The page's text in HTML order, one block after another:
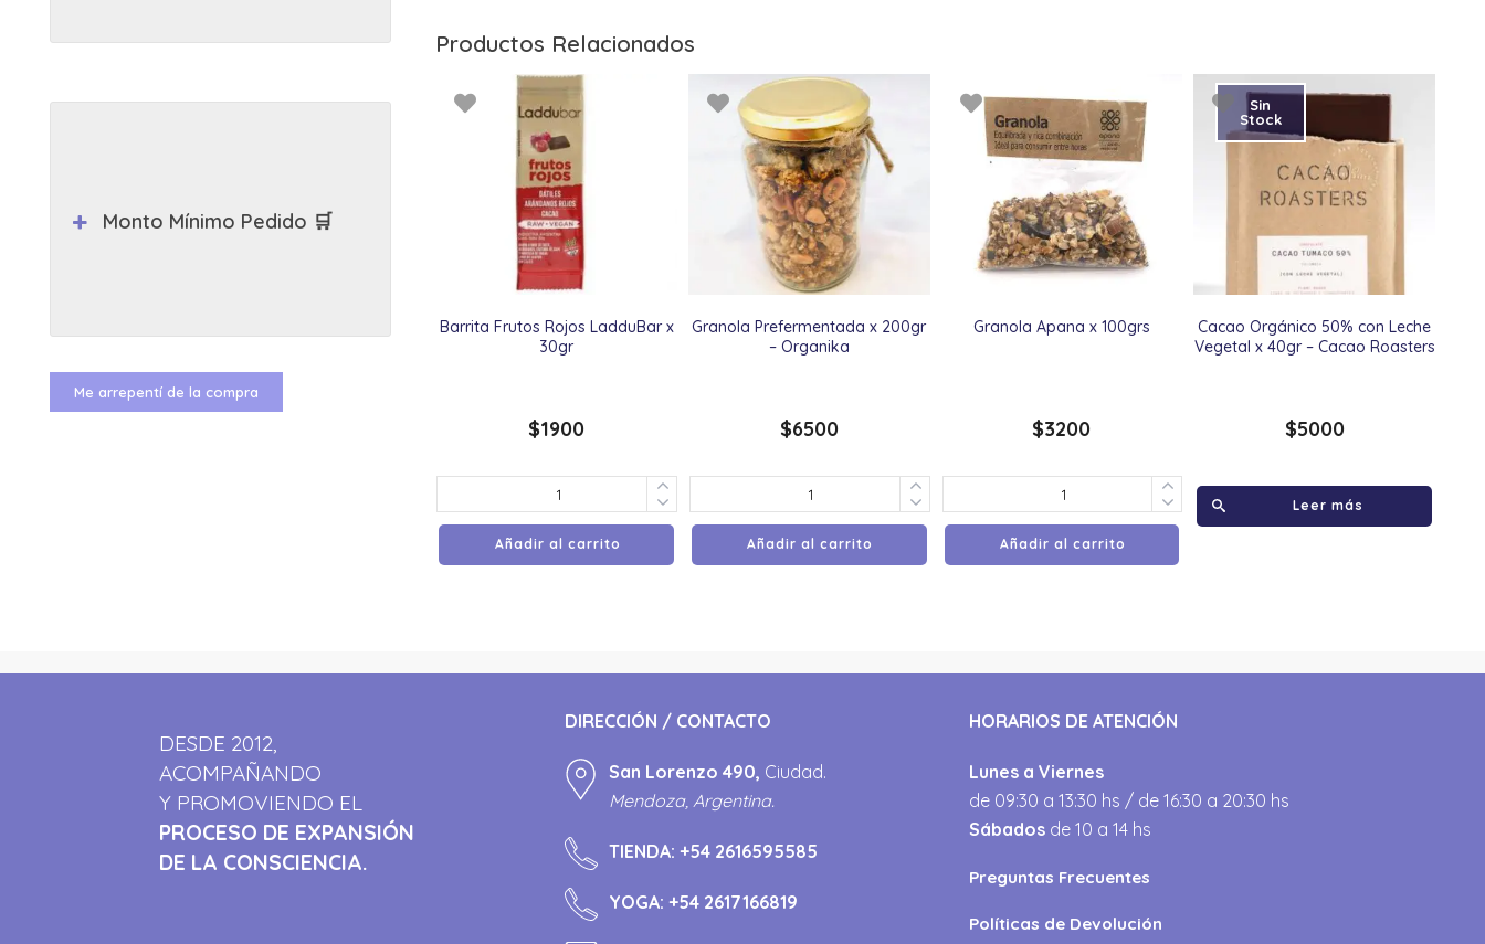
Productos Relacionados
Barrita Frutos Rojos LadduBar x
30gr
$1900
Añadir al carrito
Granola Prefermentada x 200gr
– Organika
$6500
Añadir al carrito
Granola Apana x 100grs
$3200
Añadir al carrito
Cacao Orgánico 50% con Leche
Vegetal x 40gr – Cacao Roasters
Sin
Stock
$5000
Leer más
Monto Mínimo Pedido 🛒
Me arrepentí de la compra
DESDE 2012,
ACOMPAÑANDO
Y PROMOVIENDO EL
PROCESO DE EXPANSIÓN
DE LA CONSCIENCIA.
DIRECCIÓN / CONTACTO
San Lorenzo 490, Ciudad.
Mendoza, Argentina.
TIENDA: +54 2616595585
YOGA: +54 2617166819
HORARIOS DE ATENCIÓN
Lunes a Viernes
de 09:30 a 13:30 hs / de 16:30 a 20:30 hs
Sábados de 10 a 14 hs
Preguntas Frecuentes
Políticas de Devolución